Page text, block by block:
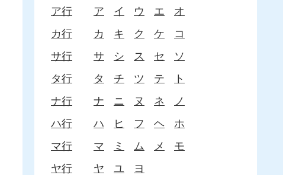
ア行 ア イ ウ エ
オ
カ行
カ キ ク ケ
コ
サ行
サ シ ス セ
ソ
タ行
タ チ ツ テ
ト
ナ行
ナ ニ ヌ ネ
ノ
ハ行
ハ ヒ フ ヘ
ホ
マ行
マ ミ ム メ
モ
ヤ行
ヤ ユ
ヨ